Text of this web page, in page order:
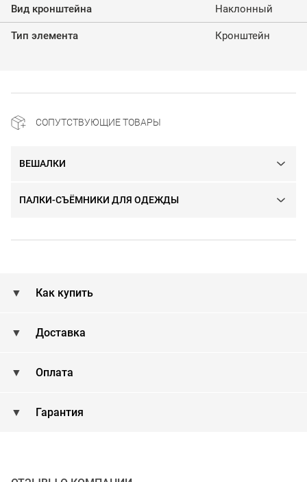
Вид кронштейна Наклонный
Тип элемента Кронштейн
СОПУТСТВУЮЩИЕ ТОВАРЫ
ВЕШАЛКИ
ПАЛКИ-СЪЁМНИКИ ДЛЯ ОДЕЖДЫ
Как купить
Доставка
Оплата
Гарантия